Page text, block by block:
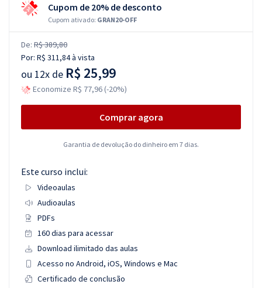
Cupom de 20% de desconto
Cupom ativado: GRAN20-OFF
De: R$ 389,80
Por: R$ 311,84à vista
ou 12x de R$ 25,99
Economize R$ 77,96 (-20%)
Comprar agora
Garantia de devolução do dinheiro em 7 dias.
Este curso inclui:
Videoaulas
Audioaulas
PDFs
160 dias para acessar
Download ilimitado das aulas
Acesso no Android, iOS, Windows e Mac
Certificado de conclusão